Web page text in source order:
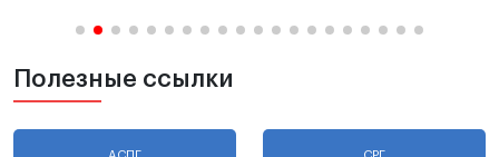
Полезные ссылки